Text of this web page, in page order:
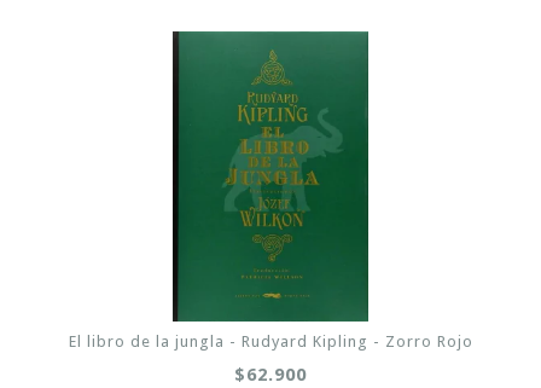
El libro de la jungla - Rudyard Kipling - Zorro Rojo
$62.900